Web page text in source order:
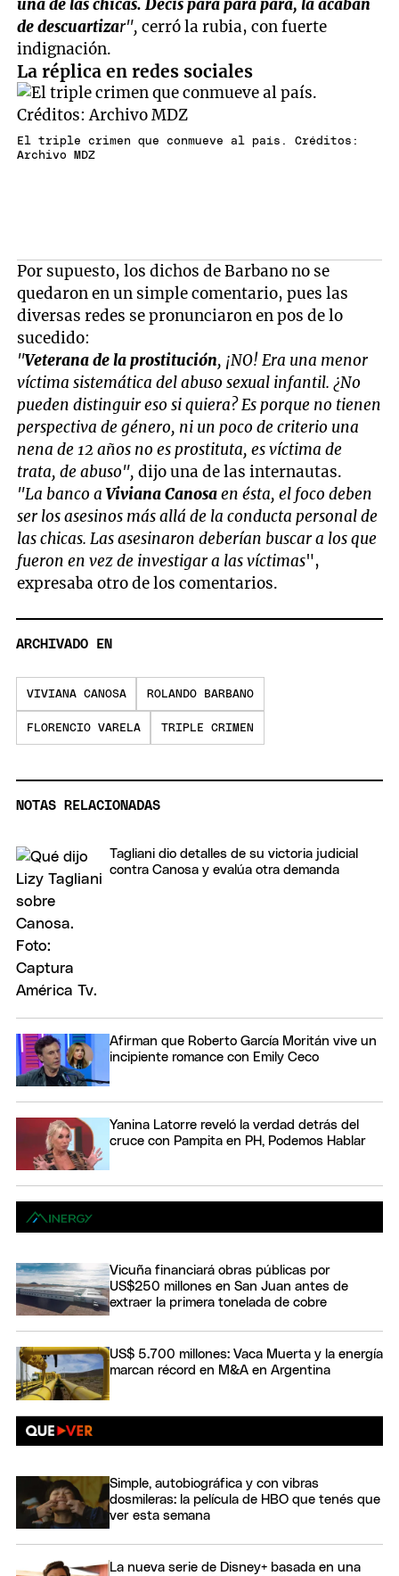
una de las chicas. Decís pará pará pará, la acaban
de descuartizar",cerró la rubia, con fuerte
indignación.
La réplica en redes sociales
El triple crimen que conmueve al país. Créditos:
Archivo MDZ
Por supuesto, los dichos de Barbano no se
quedaron en un simple comentario, pues las
diversas redes se pronunciaron en pos de lo
sucedido:
"Veterana de la prostitución, ¡NO! Era una menor
víctima sistemática del abuso sexual infantil. ¿No
pueden distinguir eso si quiera? Es porque no tienen
perspectiva de género, ni un poco de criterio una
nena de 12 años no es prostituta, es víctima de
trata, de abuso", dijo una de las internautas.
"La banco aViviana Canosaen ésta, el foco deben
ser los asesinos más allá de la conducta personal de
las chicas. Las asesinaron deberían buscar a los que
fueron en vez de investigar a las víctimas",
expresaba otro de los comentarios.
ARCHIVADO EN
VIVIANA CANOSA ROLANDO BARBANO
FLORENCIO VARELA TRIPLE CRIMEN
NOTAS RELACIONADAS
Tagliani dio detalles de su victoria judicial
contra Canosa y evalúa otra demanda
Afirman que Roberto García Moritán vive un
incipiente romance con Emily Ceco
Yanina Latorre reveló la verdad detrás del
cruce con Pampita en PH, Podemos Hablar
Vicuña financiará obras públicas por
US$250 millones en San Juan antes de
extraer la primera tonelada de cobre
US$ 5.700 millones: Vaca Muerta y la energía
marcan récord en M&A en Argentina
Simple, autobiográfica y con vibras
dosmileras: la película de HBO que tenés que
ver esta semana
La nueva serie de Disney+ basada en una